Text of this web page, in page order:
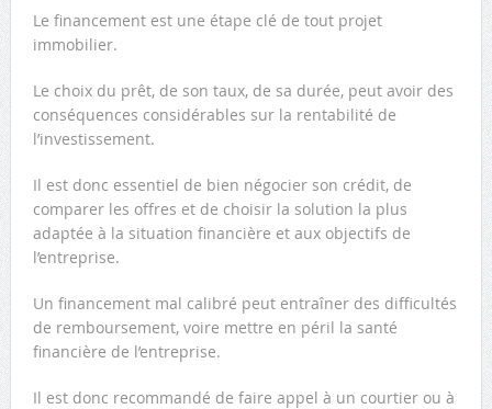
Le financement est une étape clé de tout projet
immobilier.
Le choix du prêt, de son taux, de sa durée, peut avoir des
conséquences considérables sur la rentabilité de
l’investissement.
Il est donc essentiel de bien négocier son crédit, de
comparer les offres et de choisir la solution la plus
adaptée à la situation financière et aux objectifs de
l’entreprise.
Un financement mal calibré peut entraîner des difficultés
de remboursement, voire mettre en péril la santé
financière de l’entreprise.
Il est donc recommandé de faire appel à un courtier ou à